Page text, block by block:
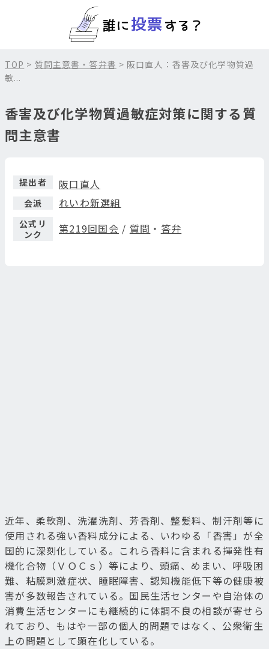
TOP > 質問主意書・答弁書 > 阪口直人：香害及び化学物質過
敏...
香害及び化学物質過敏症対策に関する質
問主意書
提出者 阪口直人
会派 れいわ新選組
公式リ
ンク
第219回国会 / 質問 ・ 答弁
近年、柔軟剤、洗濯洗剤、芳香剤、整髪料、制汗剤等に
使用される強い香料成分による、いわゆる「香害」が全
国的に深刻化している。これら香料に含まれる揮発性有
機化合物（ＶＯＣｓ）等により、頭痛、めまい、呼吸困
難、粘膜刺激症状、睡眠障害、認知機能低下等の健康被
害が多数報告されている。国民生活センターや自治体の
消費生活センターにも継続的に体調不良の相談が寄せら
れており、もはや一部の個人的問題ではなく、公衆衛生
上の問題として顕在化している。